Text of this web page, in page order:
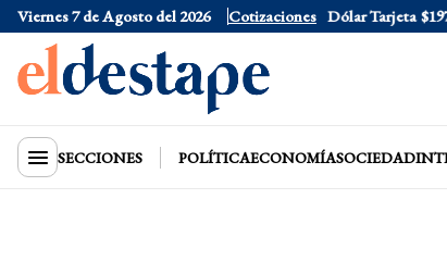
Viernes 7 de Agosto del 2026 Cotizaciones
Dólar Oficial $1520 Dólar Tarjeta $1976
SECCIONES POLÍTICAECONOMÍASOCIEDAD